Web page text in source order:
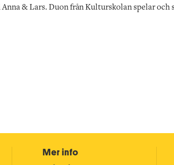
& Lars. Duon från Kulturskolan spelar och
Mer info